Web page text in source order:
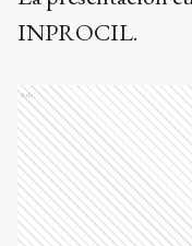
INPROCIL.
Ads